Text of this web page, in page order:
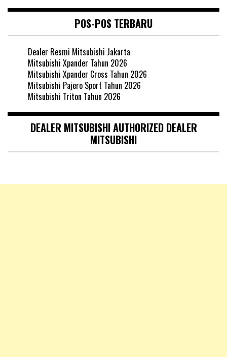
POS-POS TERBARU
Dealer Resmi Mitsubishi Jakarta
Mitsubishi Xpander Tahun 2026
Mitsubishi Xpander Cross Tahun 2026
Mitsubishi Pajero Sport Tahun 2026
Mitsubishi Triton Tahun 2026
DEALER MITSUBISHI AUTHORIZED DEALER
MITSUBISHI